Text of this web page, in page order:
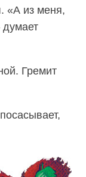
«А из меня,
Гремит